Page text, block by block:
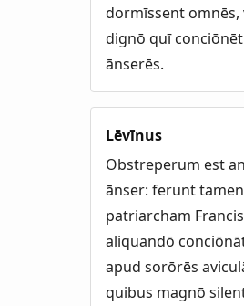
dormīssent omnēs,
dignō quī
ānserēs.
Lēvīnus
Obstreperum est
ānser: ferunt tamen
patriarcham
aliquandō
apud sorōrēs
quibus magnō